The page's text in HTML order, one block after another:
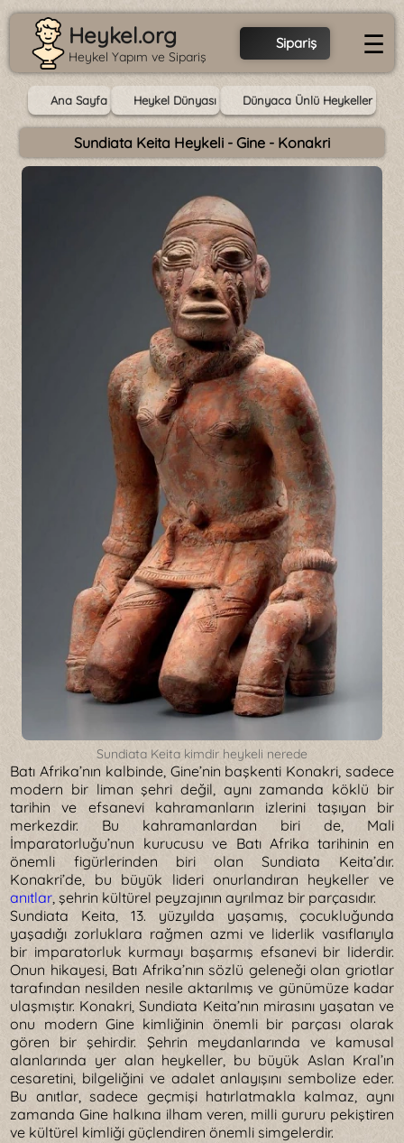
Heykel.org
Heykel Yapım ve Sipariş
Sipariş ☰
Ana Sayfa Heykel Dünyası Dünyaca Ünlü Heykeller
Sundiata Keita Heykeli - Gine - Konakri
Sundiata Keita kimdir heykeli nerede
Batı Afrika’nın kalbinde, Gine’nin başkenti Konakri, sadece
modern bir liman şehri değil, aynı zamanda köklü bir
tarihin ve efsanevi kahramanların izlerini taşıyan bir
merkezdir. Bu kahramanlardan biri de, Mali
İmparatorluğu’nun kurucusu ve Batı Afrika tarihinin en
önemli figürlerinden biri olan Sundiata Keita’dır.
Konakri’de, bu büyük lideri onurlandıran heykeller ve
anıtlar, şehrin kültürel peyzajının ayrılmaz bir parçasıdır.
Sundiata Keita, 13. yüzyılda yaşamış, çocukluğunda
yaşadığı zorluklara rağmen azmi ve liderlik vasıflarıyla
bir imparatorluk kurmayı başarmış efsanevi bir liderdir.
Onun hikayesi, Batı Afrika’nın sözlü geleneği olan griotlar
tarafından nesilden nesile aktarılmış ve günümüze kadar
ulaşmıştır. Konakri, Sundiata Keita’nın mirasını yaşatan ve
onu modern Gine kimliğinin önemli bir parçası olarak
gören bir şehirdir. Şehrin meydanlarında ve kamusal
alanlarında yer alan heykeller, bu büyük Aslan Kral’ın
cesaretini, bilgeliğini ve adalet anlayışını sembolize eder.
Bu anıtlar, sadece geçmişi hatırlatmakla kalmaz, aynı
zamanda Gine halkına ilham veren, milli gururu pekiştiren
ve kültürel kimliği güçlendiren önemli simgelerdir.